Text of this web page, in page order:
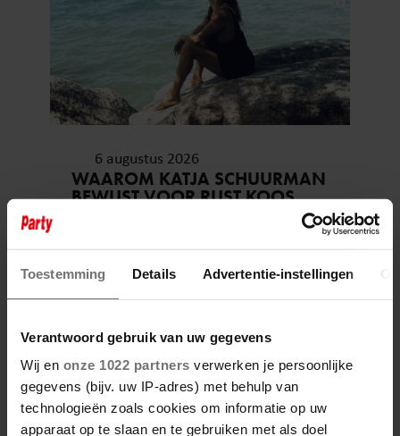
Toestemming Details Advertentie-instellingen
Verantwoord gebruik van uw gegevens
Wij en onze 1022 partners verwerken je persoonlijke
gegevens (bijv. uw IP-adres) met behulp van
technologieën zoals cookies om informatie op uw
apparaat op te slaan en te gebruiken met als doel
6 augustus 2026
WAAROM KATJA SCHUURMAN
BEWUST VOOR RUST KOOS…